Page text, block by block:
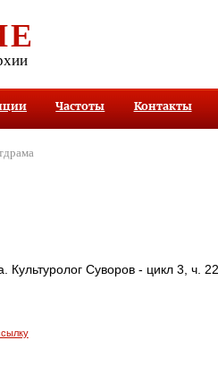
Частоты Контакты
Культуролог Суворов - цикл 3, ч.